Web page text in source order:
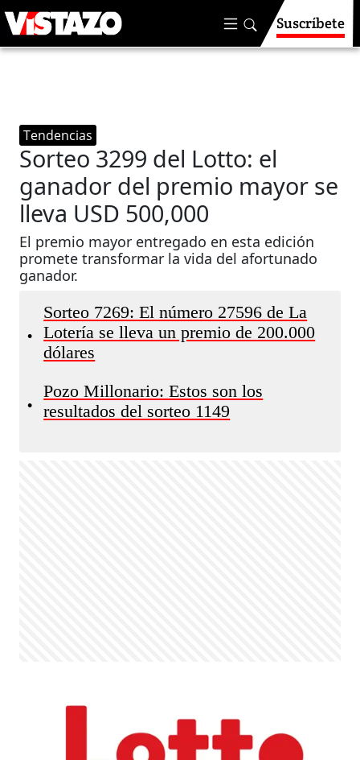
Suscríbete
Tendencias
Sorteo 3299 del Lotto: el
ganador del premio mayor se
lleva USD 500,000
El premio mayor entregado en esta edición
promete transformar la vida del afortunado
ganador.
•
Sorteo 7269: El número 27596 de La
Lotería se lleva un premio de 200.000
dólares
•
Pozo Millonario: Estos son los
resultados del sorteo 1149